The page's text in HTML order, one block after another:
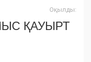
Оқылды:
ҚАУЫРТ